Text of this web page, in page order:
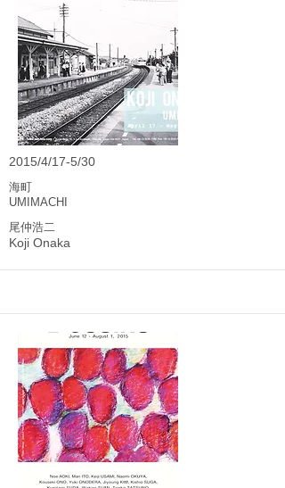
2015/4/17-5/30
海町
UMIMACHI
尾仲浩二
Koji Onaka